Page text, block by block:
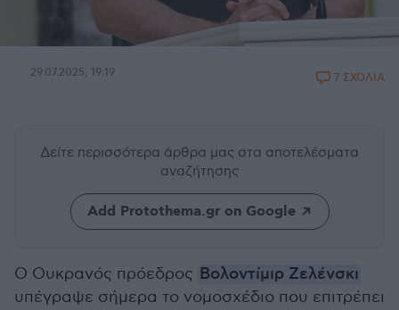
29.07.2025, 19:19 7 ΣΧΟΛΙΑ
Δείτε περισσότερα άρθρα μας στα αποτελέσματα
αναζήτησης
Add Protothema.gr on Google
Ο Ουκρανός πρόεδρος Βολοντίμιρ Ζελένσκι
υπέγραψε σήμερα το νομοσχέδιο που επιτρέπει